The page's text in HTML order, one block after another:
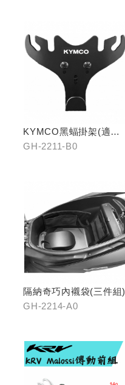
KYMCO黑蝠掛架(適用
原車可收折掛
GH-2211-B0
隔納奇巧內襯袋(三件組)
GH-2214-A0